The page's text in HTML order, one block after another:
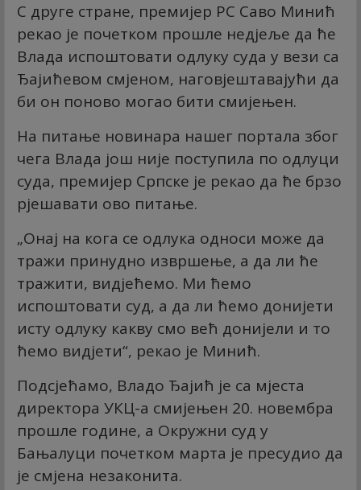
С друге стране, премијер РС Саво Минић
рекао је почетком прошле недјеље да ће
Влада испоштовати одлуку суда у вези са
Ђајићевом смјеном, наговјештавајући да
би он поново могао бити смијењен.
На питање новинара нашег портала због
чега Влада још није поступила по одлуци
суда, премијер Српске је рекао да ће брзо
рјешавати ово питање.
„Онај на кога се одлука односи може да
тражи принудно извршење, а да ли ће
тражити, видјећемо. Ми ћемо
испоштовати суд, а да ли ћемо донијети
исту одлуку какву смо већ донијели и то
ћемо видјети“, рекао је Минић.
Подсјећамо, Владо Ђајић је са мјеста
директора УКЦ-а смијењен 20. новембра
прошле године, а Окружни суд у
Бањалуци почетком марта је пресудио да
је смјена незаконита.